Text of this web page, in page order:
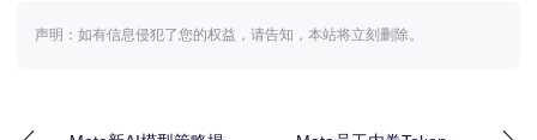
声明：如有信息侵犯了您的权益，请告知，本站将立刻删除。